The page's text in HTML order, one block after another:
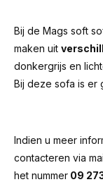
Bij de Mags soft
maken uit
donkergrijs en
Bij deze sofa is er
Indien u meer
contacteren via
het nummer 09